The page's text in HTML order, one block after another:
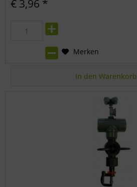
€ 3,96 *
In den Warenkorb
Merken